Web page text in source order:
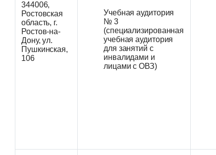
344006,
Ростовская
область, г.
Ростов-на-
Дону, ул.
Пушкинская,
106
Учебная аудитория
№ 3
(специализированная
учебная аудитория
для занятий с
инвалидами и
лицами с ОВЗ)